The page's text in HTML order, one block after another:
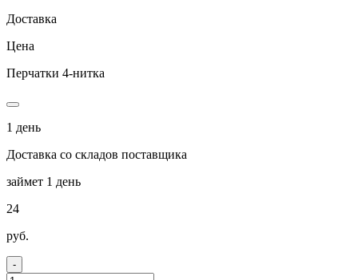
Доставка
Цена
Перчатки 4-нитка
1 день
Доставка со складов поставщика
займет 1 день
24
руб.
-